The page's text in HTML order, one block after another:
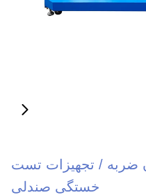
ضربه / تجهیزات تست
خستگی صندلی